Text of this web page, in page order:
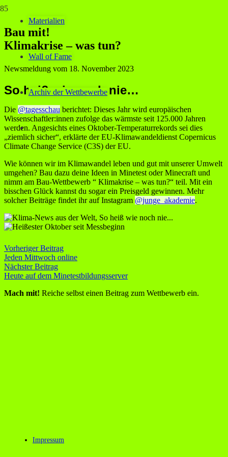
Materialien
Wall of Fame
Archiv der Wettbewerbe
Bau mit!
Klimakrise – was tun?
Newsmeldung vom 18. November 2023
So heiß wie noch nie…
Die @tagesschau berichtet: Dieses Jahr wird europäischen
Wissenschaftler:innen zufolge das wärmste seit 125.000 Jahren
werden. Angesichts eines Oktober-Temperaturrekords sei dies
„ziemlich sicher“, erklärte der EU-Klimawandeldienst Copernicus
Climate Change Service (C3S) der EU.
Wie können wir im Klimawandel leben und gut mit unserer Umwelt
umgehen? Bau dazu deine Ideen in Minetest oder Minecraft und
nimm am Bau-Wettbewerb “ Klimakrise – was tun?“ teil. Mit ein
bisschen Glück kannst du sogar ein Preisgeld gewinnen. Mehr
solcher Beiträge findet ihr auf Instagram @junge_akademie.
Vorheriger Beitrag
Jeden Mittwoch online
Nächster Beitrag
Heute auf dem Minetestbildungsserver
Mach mit! Reiche selbst einen Beitrag zum Wettbewerb ein.
Impressum